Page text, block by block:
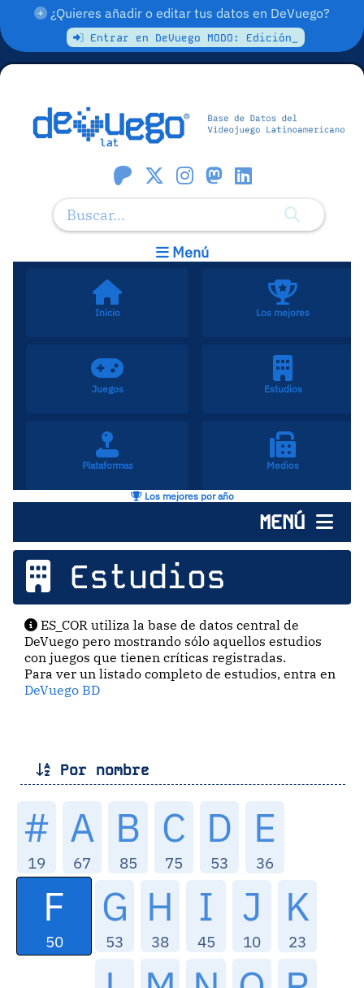
¿Quieres añadir o editar tus datos en DeVuego?
Entrar en DeVuego MODO: Edición_
Menú
Inicio Los mejores
Juegos Estudios
Plataformas Medios
Los mejores por año
MENÚ
Estudios
ES_COR utiliza la base de datos central de
DeVuego pero mostrando sólo aquellos estudios
con juegos que tienen críticas registradas.
Para ver un listado completo de estudios, entra en
DeVuego BD
Por nombre
#
19
A
67
B
85
C
75
D
53
E
36
F
50
G
53
H
38
I
45
J
10
K
23